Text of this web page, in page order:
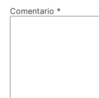
Comentario *